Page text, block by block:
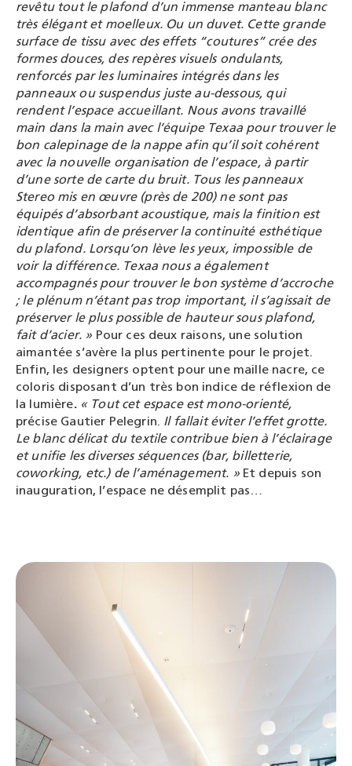
revêtu tout le plafond d’un immense manteau blanc
très élégant et moelleux. Ou un duvet. Cette grande
surface de tissu avec des effets “coutures” crée des
formes douces, des repères visuels ondulants,
renforcés par les luminaires intégrés dans les
panneaux ou suspendus juste au-dessous, qui
rendent l’espace accueillant. Nous avons travaillé
main dans la main avec l’équipe Texaa pour trouver le
bon calepinage de la nappe afinqu’il soit cohérent
avec la nouvelle organisation de l’espace, à partir
d’une sorte de carte du bruit. Tous les panneaux
Stereo mis en œuvre (près de 200) ne sont pas
équipés d’absorbant acoustique, mais la finition est
identique afin de préserver la continuité esthétique
du plafond. Lorsqu’on lève les yeux, impossible de
voir la différence. Texaa nous a également
accompagnés pour trouver le bon système d’accroche
; le plénum n’étant pas trop important, il s’agissait de
préserver le plus possible de hauteur sous plafond,
fait d’acier. » Pour ces deux raisons, une solution
aimantée s’avère la plus pertinente pour le projet.
Enfin, les designers optent pour une maille nacre, ce
coloris disposant d’un très bon indice de réflexion de
la lumière. « Tout cet espace est mono-orienté,
précise Gautier Pelegrin. Il fallait éviter l’effet grotte.
Le blanc délicat du textile contribue bien à l’éclairage
et unifie les diverses séquences (bar, billetterie,
coworking, etc.) de l’aménagement. »Et depuis son
inauguration, l’espace ne désemplit pas…